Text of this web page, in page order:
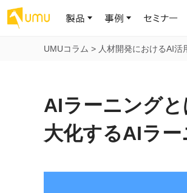
製品
AIリテラシーコース
大規模言語モデル時代のAIリテラ
シー養成オンラインコース
事例
お客様の課題解決のプロセスと成果を、イン
お客様の声
セミナー
AI活用や人材育成に役立つ、課題解決のた
供します
お知らせ
世界203カ国・国内28,000社以上の導入実
私たちについて
ミッション・ビジョン、社名に込められた想い
UMUコラム > 人材開発におけるAI活
AIラーニング
大化するAIラ